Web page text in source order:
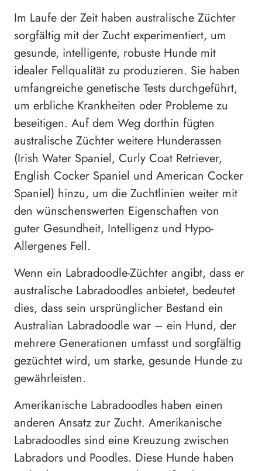
Im Laufe der Zeit haben australische Züchter
sorgfältig mit der Zucht experimentiert, um
gesunde, intelligente, robuste Hunde mit
idealer Fellqualität zu produzieren. Sie haben
umfangreiche genetische Tests durchgeführt,
um erbliche Krankheiten oder Probleme zu
beseitigen. Auf dem Weg dorthin fügten
australische Züchter weitere Hunderassen
(Irish Water Spaniel, Curly Coat Retriever,
English Cocker Spaniel und American Cocker
Spaniel) hinzu, um die Zuchtlinien weiter mit
den wünschenswerten Eigenschaften von
guter Gesundheit, Intelligenz und Hypo-
Allergenes Fell.
Wenn ein Labradoodle-Züchter angibt, dass er
australische Labradoodles anbietet, bedeutet
dies, dass sein ursprünglicher Bestand ein
Australian Labradoodle war – ein Hund, der
mehrere Generationen umfasst und sorgfältig
gezüchtet wird, um starke, gesunde Hunde zu
gewährleisten.
Amerikanische Labradoodles haben einen
anderen Ansatz zur Zucht. Amerikanische
Labradoodles sind eine Kreuzung zwischen
Labradors und Poodles. Diese Hunde haben